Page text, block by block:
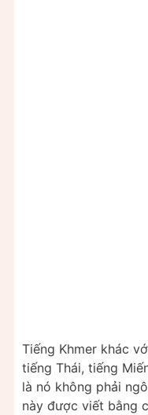
Tiếng Khmer khác
tiếng Thái, tiếng
là nó không phải
này được viết bằng